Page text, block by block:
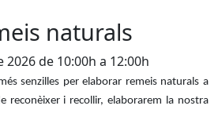
naturals
2026 de 10:00h a 12:00h
senzilles per elaborar remeis naturals a
reconèixer i recollir, elaborarem la nostra